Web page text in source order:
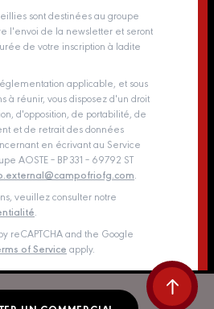
sont destinées au groupe
l'envoi de la newsletter et seront
de votre inscription à ladite
applicable, et sous
à réunir, vous disposez d'un droit
d'opposition, de portabilité, de
et de retrait des données
en écrivant au Service
AOSTE – BP 331 – 69792 ST
veuillez consulter notre
reCAPTCHA and the Google
of Service apply.